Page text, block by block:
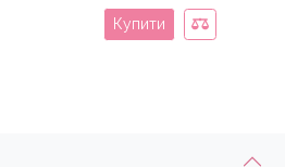
Купити